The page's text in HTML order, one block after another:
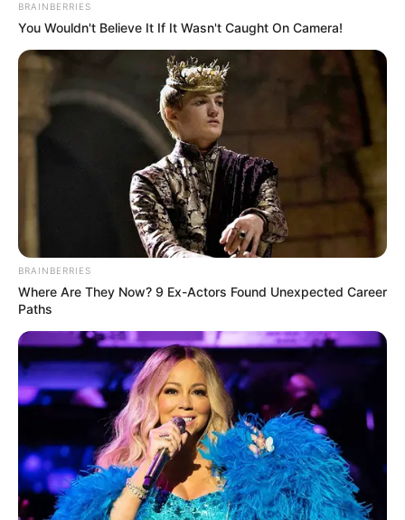
BRAINBERRIES
You Wouldn't Believe It If It Wasn't Caught On Camera!
BRAINBERRIES
Where Are They Now? 9 Ex-Actors Found Unexpected Career
Paths